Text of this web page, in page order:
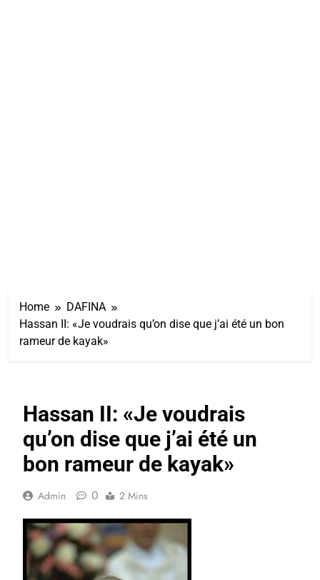
Home
DAFINA
Hassan II: «Je voudrais qu’on dise que j’ai été un bon
rameur de kayak»
Hassan II: «Je voudrais
qu’on dise que j’ai été un
bon rameur de kayak»
Admin 0 2 Mins